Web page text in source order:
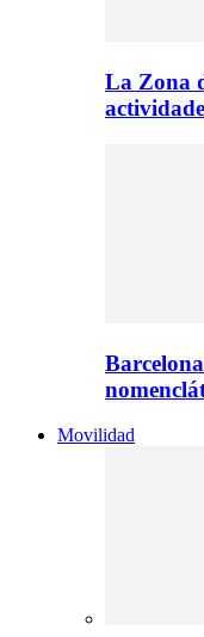
La Zona
Movilidad